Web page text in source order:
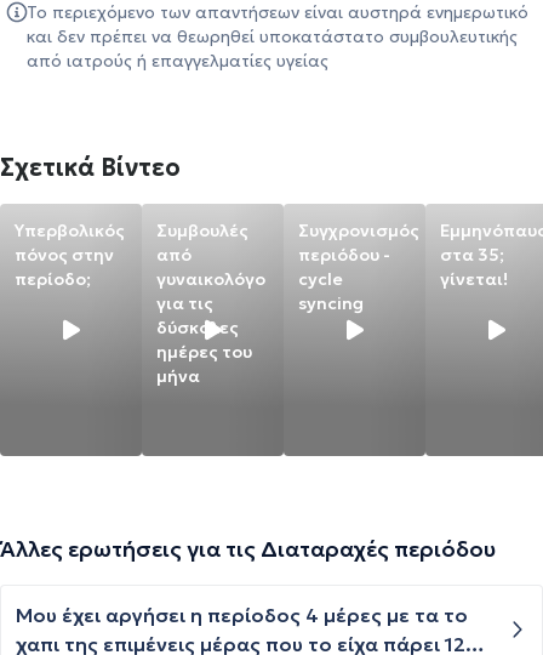
Το περιεχόμενο των απαντήσεων είναι αυστηρά ενημερωτικό
και δεν πρέπει να θεωρηθεί υποκατάστατο συμβουλευτικής
από ιατρούς ή επαγγελματίες υγείας
Σχετικά Βίντεο
Υπερβολικός
πόνος στην
περίοδο;
Συμβουλές
από
γυναικολόγο
για τις
δύσκολες
ημέρες του
μήνα
Συγχρονισμός
περιόδου -
cycle
syncing
στα 35;
γίνεται!
Άλλες ερωτήσεις για τις Διαταραχές περιόδου
Μου έχει αργήσει η περίοδος 4 μέρες με τα το
χαπι της επιμένεις μέρας που το είχα πάρει 12